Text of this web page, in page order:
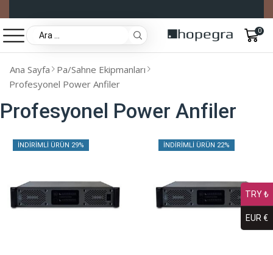
0
Ana Sayfa
Pa/Sahne Ekipmanları
Profesyonel Power Anfiler
Profesyonel Power Anfiler
İNDIRIMLI ÜRÜN 29% İNDIRIMLI ÜRÜN 22%
TRY ₺
EUR €